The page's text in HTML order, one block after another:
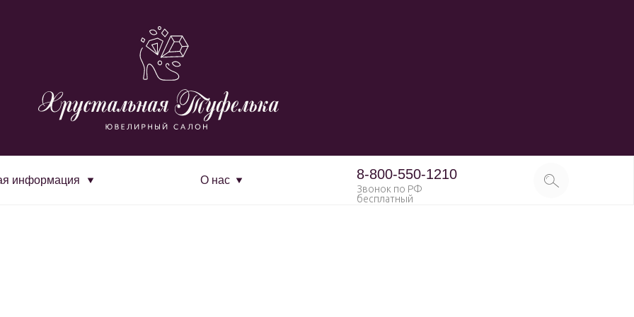
информация О нас 8-800-550-1210
Звонок по РФ
бесплатный